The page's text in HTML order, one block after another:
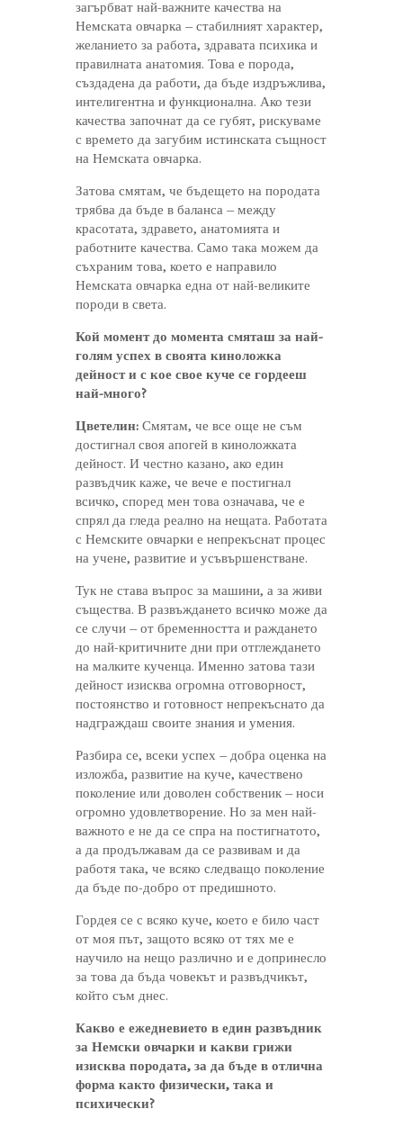
загърбват най-важните качества на
Немската овчарка – стабилният характер,
желанието за работа, здравата психика и
правилната анатомия. Това е порода,
създадена да работи, да бъде издръжлива,
интелигентна и функционална. Ако тези
качества започнат да се губят, рискуваме
с времето да загубим истинската същност
на Немската овчарка.
Затова смятам, че бъдещето на породата
трябва да бъде в баланса – между
красотата, здравето, анатомията и
работните качества. Само така можем да
съхраним това, което е направило
Немската овчарка една от най-великите
породи в света.
Кой момент до момента смяташ за най-
голям успех в своята киноложка
дейност и с кое свое куче се гордееш
най-много?
Цветелин: Смятам, че все още не съм
достигнал своя апогей в киноложката
дейност. И честно казано, ако един
развъдчик каже, че вече е постигнал
всичко, според мен това означава, че е
спрял да гледа реално на нещата. Работата
с Немските овчарки е непрекъснат процес
на учене, развитие и усъвършенстване.
Тук не става въпрос за машини, а за живи
същества. В развъждането всичко може да
се случи – от бременността и раждането
до най-критичните дни при отглеждането
на малките кученца. Именно затова тази
дейност изисква огромна отговорност,
постоянство и готовност непрекъснато да
надграждаш своите знания и умения.
Разбира се, всеки успех – добра оценка на
изложба, развитие на куче, качествено
поколение или доволен собственик – носи
огромно удовлетворение. Но за мен най-
важното е не да се спра на постигнатото,
а да продължавам да се развивам и да
работя така, че всяко следващо поколение
да бъде по-добро от предишното.
Гордея се с всяко куче, което е било част
от моя път, защото всяко от тях ме е
научило на нещо различно и е допринесло
за това да бъда човекът и развъдчикът,
който съм днес.
Какво е ежедневието в един развъдник
за Немски овчарки и какви грижи
изисква породата, за да бъде в отлична
форма както физически, така и
психически?